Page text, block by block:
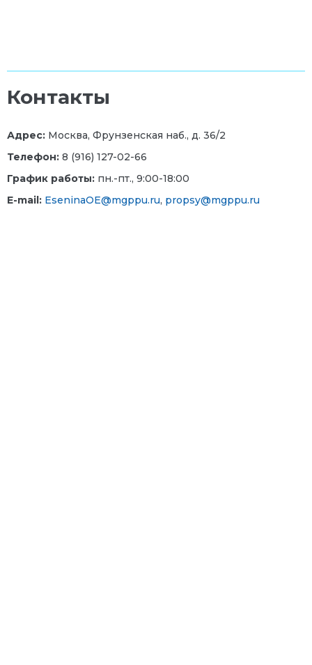
Контакты
Адрес: Москва, Фрунзенская наб., д. 36/2
Телефон: 8 (916) 127-02-66
График работы: пн.-пт., 9:00-18:00
E-mail: EseninaOE@mgppu.ru, propsy@mgppu.ru